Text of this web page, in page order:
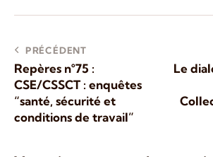
PRÉCÉDENT
Repères n°75 :
CSE/CSSCT : enquêtes
“santé, sécurité et
conditions de travail”
Le